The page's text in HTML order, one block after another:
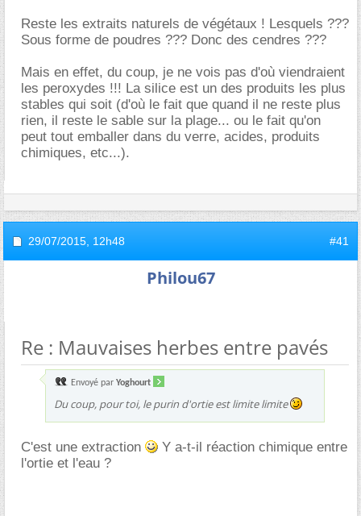
Reste les extraits naturels de végétaux ! Lesquels ???
Sous forme de poudres ??? Donc des cendres ???
Mais en effet, du coup, je ne vois pas d'où viendraient
les peroxydes !!! La silice est un des produits les plus
stables qui soit (d'où le fait que quand il ne reste plus
rien, il reste le sable sur la plage... ou le fait qu'on
peut tout emballer dans du verre, acides, produits
chimiques, etc...).
29/07/2015, 12h48 #41
Philou67
Re : Mauvaises herbes entre pavés
Envoyé par Yoghourt
Du coup, pour toi, le purin d'ortie est limite limite
C'est une extraction
Y a-t-il réaction chimique entre
l'ortie et l'eau ?